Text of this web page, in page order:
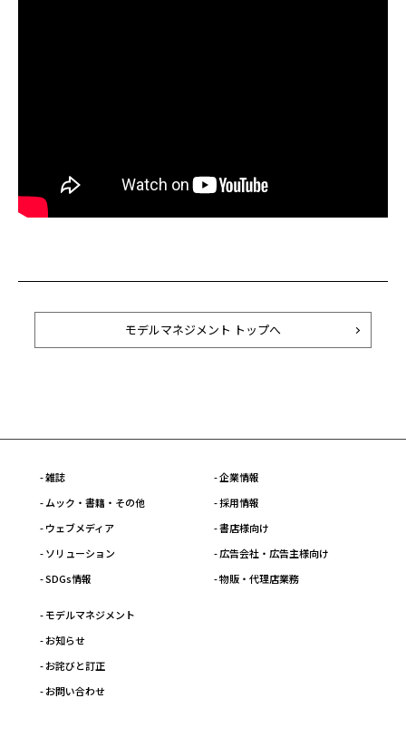
モデルマネジメント トップへ
- 雑誌
- ムック・書籍・その他
- ウェブメディア
- ソリューション
- SDGs情報
- 企業情報
- 採用情報
- 書店様向け
- 広告会社・広告主様向け
- 物販・代理店業務
- モデルマネジメント
- お知らせ
- お詫びと訂正
- お問い合わせ